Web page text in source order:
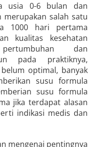
usia 0-6 bulan dan
salah satu
1000 hari pertama
kualitas kesehatan
dan
pada praktiknya,
optimal, banyak
susu formula
susu formula
jika terdapat alasan
indikasi medis dan
mengenai pentingnya